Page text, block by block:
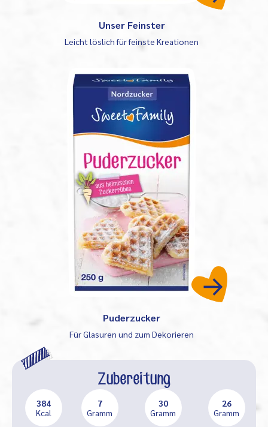
Unser Feinster
Leicht löslich für feinste Kreationen
Puderzucker
Für Glasuren und zum Dekorieren
Zubereitung
384
Kcal
7
Gramm
30
Gramm
26
Gramm